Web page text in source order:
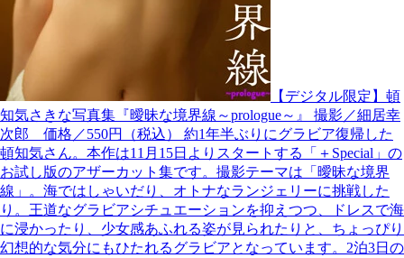
【デジタル限定】頓
知気さきな写真集『曖昧な境界線～prologue～』 撮影／細居幸
次郎 価格／550円（税込） 約1年半ぶりにグラビア復帰した
頓知気さん。本作は11月15日よりスタートする「＋Special」の
お試し版のアザーカット集です。撮影テーマは「曖昧な境界
線」。海ではしゃいだり、オトナなランジェリーに挑戦した
り。王道なグラビアシチュエーションを抑えつつ、ドレスで海
に浸かったり、少女感あふれる姿が見られたりと、ちょっぴり
幻想的な気分にもひたれるグラビアとなっています。2泊3日の